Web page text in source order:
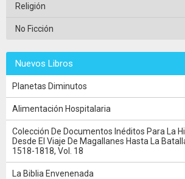
Religión
No Ficción
Nuevos Libros
Planetas Diminutos
Alimentación Hospitalaria
Colección De Documentos Inéditos Para La
Desde El Viaje De Magallanes Hasta La
1518-1818, Vol. 18
La Biblia Envenenada